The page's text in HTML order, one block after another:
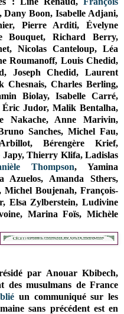
Boon, Isabelle Adjani,
Pierre Arditi, Évelyne
Bouquet, Richard Berry,
Nicolas Canteloup, Léa
Roumanoff, Louis Chedid,
Joseph Chedid, Laurent
Charles Berling,
Biolay, Isabelle Carré,
Éric Judor, Malik Bentalha,
Nakache, Anne Marivin,
Sanches, Michel Fau,
Bérengère Krief,
Japy, Thierry Klifa, Ladislas
Thompson, Yamina
Azuelos, Amanda Sthers,
Boujenah, François-
Elsa Zylberstein, Ludivine
Marina Foïs, Michèle
par Anouar Kbibech,
des musulmans de France
un communiqué sur les
sans précédent est en